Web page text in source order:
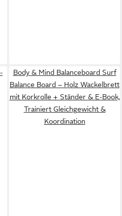
Body & Mind Balanceboard Surf
Balance Board – Holz Wackelbrett
mit Korkrolle + Ständer & E‑Book,
Trainiert Gleichgewicht &
Koordination